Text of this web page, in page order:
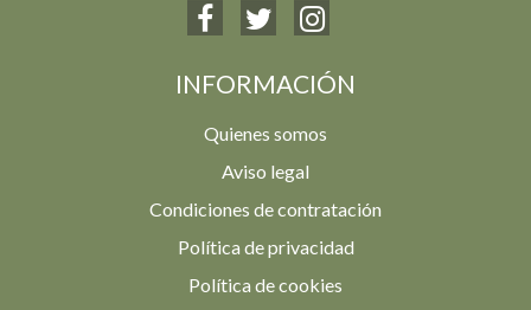
INFORMACIÓN
Quienes somos
Aviso legal
Condiciones de contratación
Política de privacidad
Política de cookies